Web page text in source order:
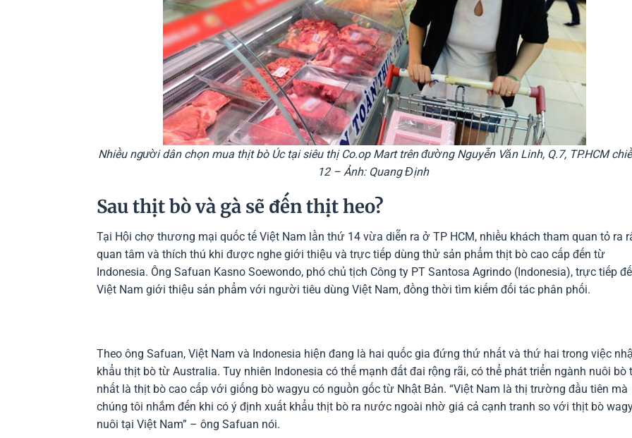
Nhiều người dân chọn mua thịt bò Úc tại siêu thị Co.op Mart trên đường Nguyễn Văn Linh, Q.7, TP.HCM
12 – Ảnh: Quang Định
Sau thịt bò và gà sẽ đến thịt heo?
Tại Hội chợ thương mại quốc tế Việt Nam lần thứ 14 vừa diễn ra ở TP HCM, nhiều khách tham quan tỏ ra
quan tâm và thích thú khi được nghe giới thiệu và trực tiếp dùng thử sản phẩm thịt bò cao cấp đến từ
Indonesia. Ông Safuan Kasno Soewondo, phó chủ tịch Công ty PT Santosa Agrindo (Indonesia), trực tiếp
Việt Nam giới thiệu sản phẩm với người tiêu dùng Việt Nam, đồng thời tìm kiếm đối tác phân phối.
Theo ông Safuan, Việt Nam và Indonesia hiện đang là hai quốc gia đứng thứ nhất và thứ hai trong việc
khẩu thịt bò từ Australia. Tuy nhiên Indonesia có thế mạnh đất đai rộng rãi, có thể phát triển ngành nuôi bò
nhất là thịt bò cao cấp với giống bò wagyu có nguồn gốc từ Nhật Bản. “Việt Nam là thị trường đầu tiên mà
chúng tôi nhắm đến khi có ý định xuất khẩu thịt bò ra nước ngoài nhờ giá cả cạnh tranh so với thịt bò
nuôi tại Việt Nam” – ông Safuan nói.